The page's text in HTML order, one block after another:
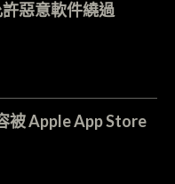
惡意軟件繞過
被 Apple App Store